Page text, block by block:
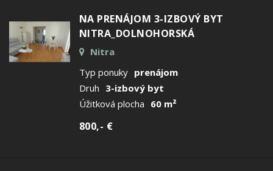
NA PRENÁJOM 3-IZBOVÝ BYT
NITRA_DOLNOHORSKÁ
Nitra
Typ ponuky prenájom
Druh 3-izbový byt
Úžitková plocha 60 m²
800,- €